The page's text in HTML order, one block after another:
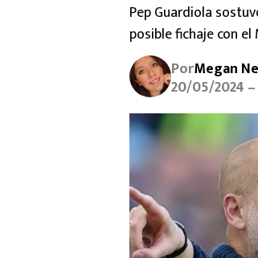
Pep Guardiola
posible fichaje con
PorMegan
20/05/2024 –